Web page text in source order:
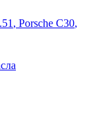
, Porsche C30,